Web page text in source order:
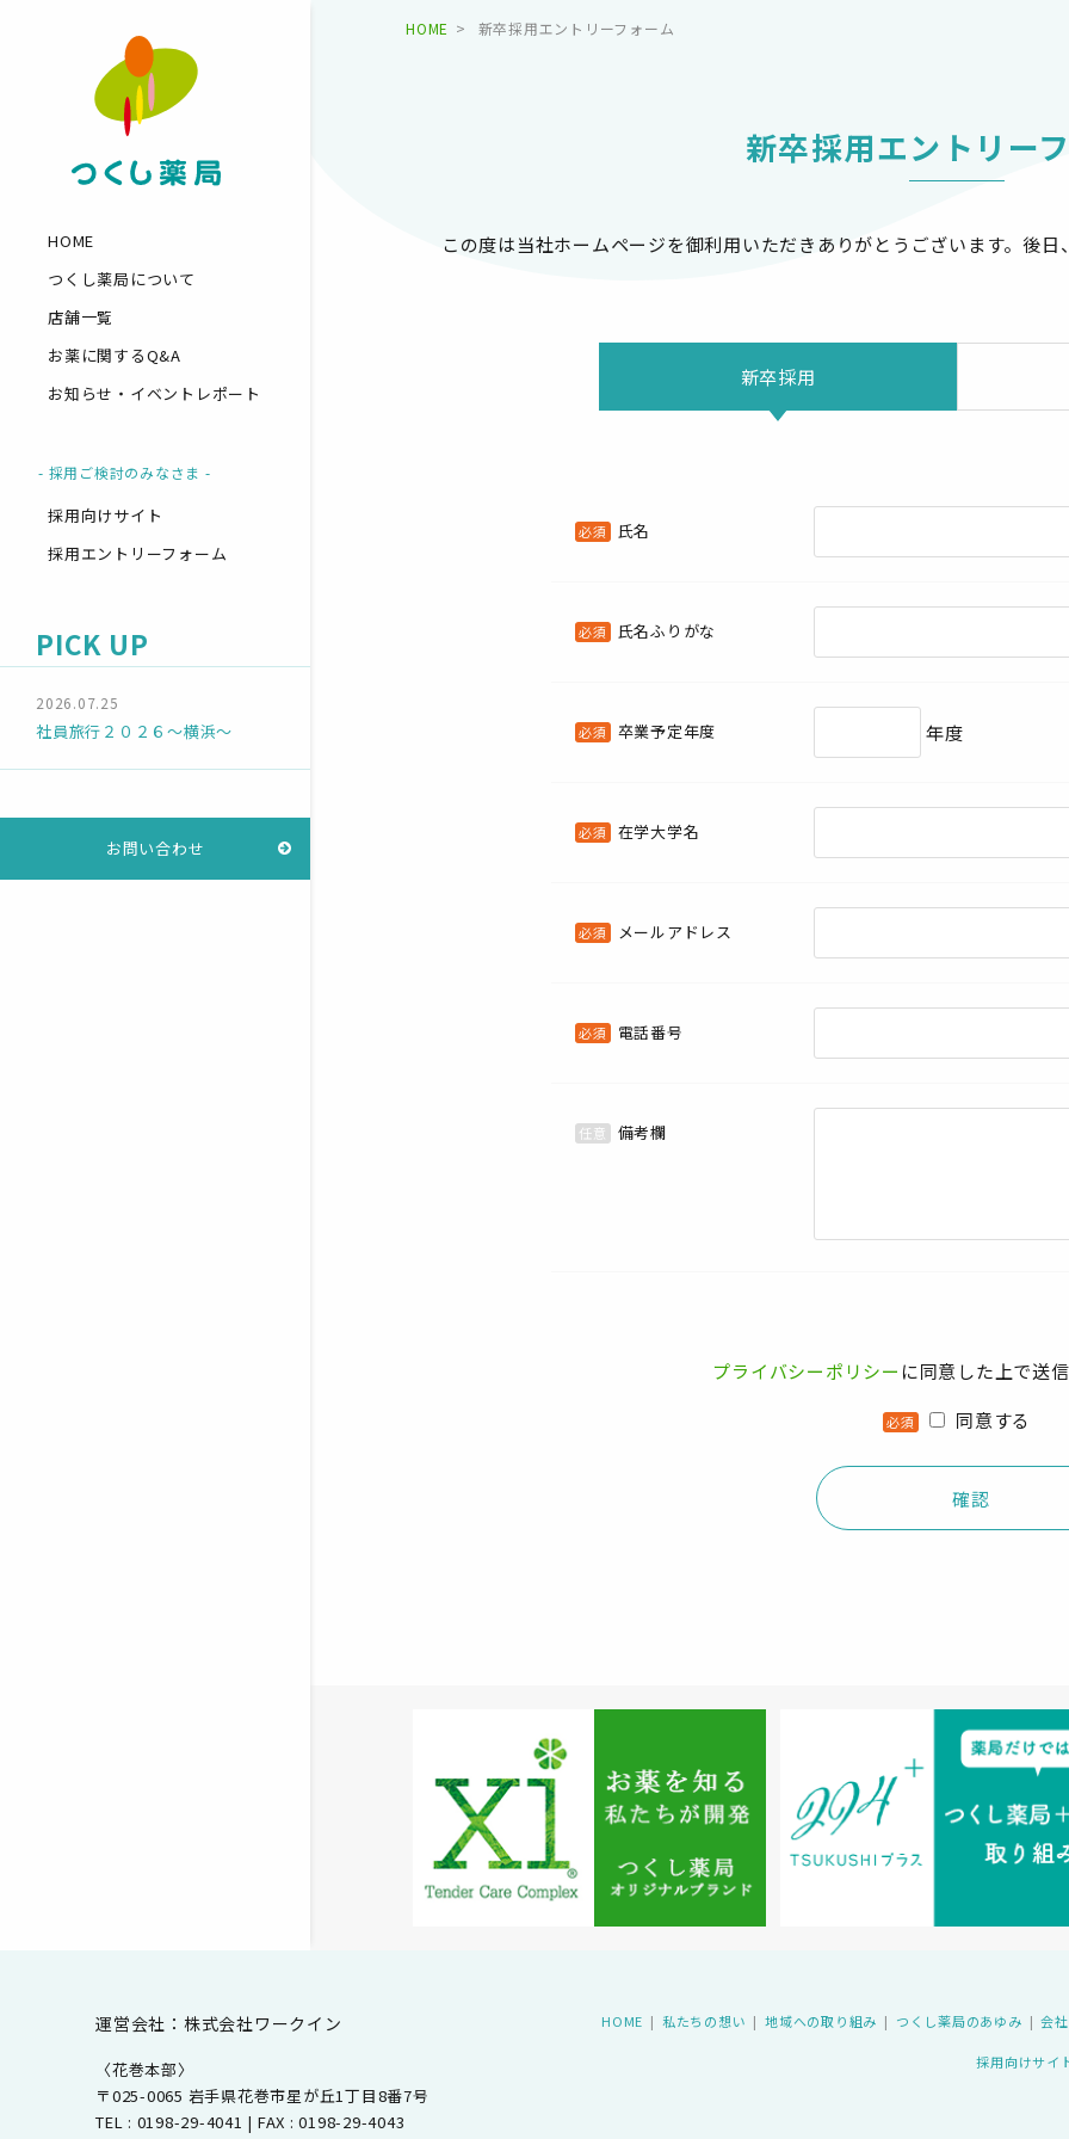
HOME
つくし薬局について
店舗一覧
お薬に関するQ&A
お知らせ・イベントレポート
- 採用ご検討のみなさま -
採用向けサイト
採用エントリーフォーム
PICK UP
2026.07.25
社員旅行２０２６～横浜～
お問い合わせ
HOME 新卒採用エントリーフォーム
新卒採用エントリー
この度は当社ホームページを御利用いただきありがとうございます。後日
新卒採用
必須 氏名
必須 氏名ふりがな
必須 卒業予定年度 年度
必須 在学大学名
必須 メールアドレス
必須 電話番号
任意 備考欄
プライバシーポリシー に同意した上で送
必須 同意する
運営会社：株式会社ワークイン
〈花巻本部〉
〒025-0065 岩手県花巻市星が丘1丁目8番7号
TEL : 0198-29-4041 | FAX : 0198-29-4043
HOME 私たちの想い 地域への取り組み つくし薬局のあゆみ 会
採用向けサイ